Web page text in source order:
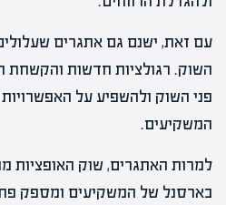
עם זאת, ישנם גם אתגרים
השוק. רגולציות חדשות והקשחת
פני השוק ולהשפיע על
המשקיעים.
למרות האתגרים, שוק האופציות
בארסנל של המשקיעים ומספק